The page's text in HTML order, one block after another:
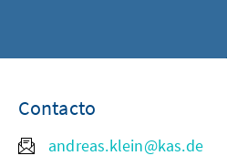
Contacto
andreas.klein@kas.de